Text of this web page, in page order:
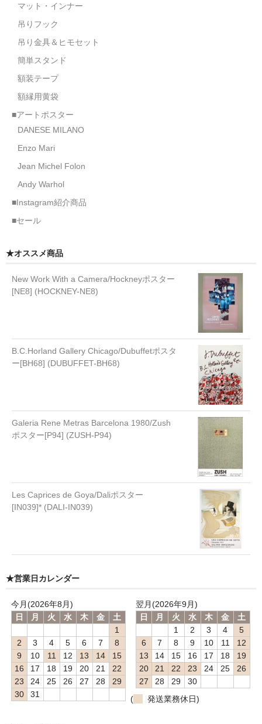
マット・インナー
吊りフック
吊り金具＆ヒモセット
簡単スタンド
額装テープ
額縁用黄袋
■アートポスター
DANESE MILANO
Enzo Mari
Jean Michel Folon
Andy Warhol
■Instagram紹介商品
■セール
★オススメ商品
New Work With a Camera/Hockneyポスター
[NE8] (HOCKNEY-NE8)
B.C.Horland Gallery Chicago/Dubuffetポスタ
ー[BH68] (DUBUFFET-BH68)
Galeria Rene Metras Barcelona 1980/Zush
ポスター[P94] (ZUSH-P94)
Les Caprices de Goya/Daliポスター
[IN039]* (DALI-IN039)
★営業日カレンダー
今月(2026年8月)
日
月 火 水 木 金
土
1
2
3 4 5 6 7
8
9
10 11 12 13 14
15
16
17 18 19 20 21
22
23
24 25 26 27 28
29
30
31
翌月(2026年9月)
日
月 火 水 木 金
土
1
2 3 4
5
6
7 8 9 10 11
12
13
14 15 16 17 18
19
20
21 22 23 24 25
26
27
28 29
30
(
発送業務休日)